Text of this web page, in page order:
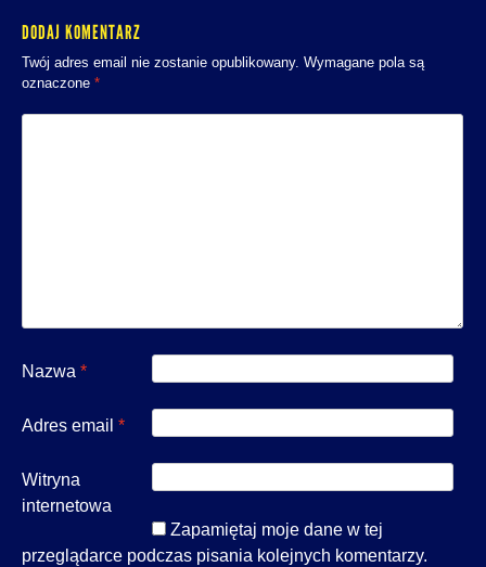
DODAJ KOMENTARZ
Twój adres email nie zostanie opublikowany. Wymagane pola są
oznaczone *
Nazwa *
Adres email *
Witryna
internetowa
Zapamiętaj moje dane w tej
przeglądarce podczas pisania kolejnych komentarzy.